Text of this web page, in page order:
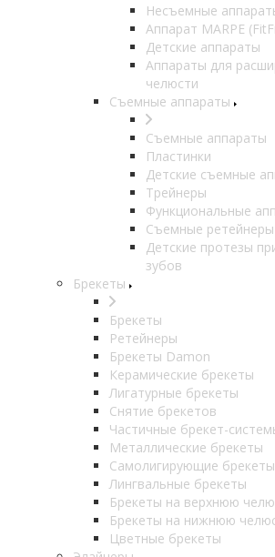
Несъемные
Аппарат MARPE
Детские аппараты
Аппараты для
челюсти
Съемные аппараты
Съемные аппараты
Пластинки
Детские съемные
Трейнеры
Функциональные
Съемные ретейнеры
Детские протезы
зубов
Брекеты
Брекеты
Ретейнеры
Брекеты Damon
Керамические брекеты
Лигатурные брекеты
Снятие брекетов
Частичные брекет-
Металлические брекеты
Самолигирующие брекеты
Лингвальные брекеты
Брекеты на верхнюю
Брекеты на нижнюю
Цветные брекеты